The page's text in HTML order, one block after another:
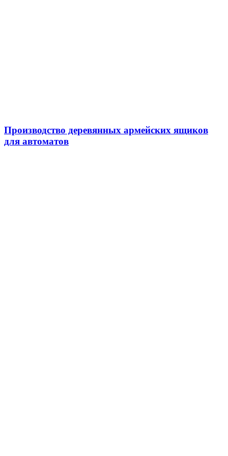
Производство деревянных армейских ящиков
для автоматов